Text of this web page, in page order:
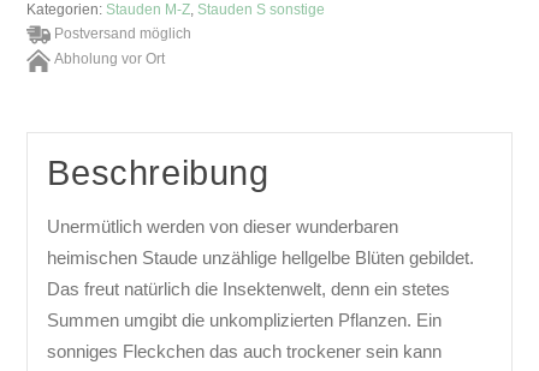
Kategorien: Stauden M-Z Stauden S sonstige
Postversand möglich
Abholung vor Ort
Beschreibung
Unermütlich werden von dieser wunderbaren
heimischen Staude unzählige hellgelbe Blüten gebildet.
Das freut natürlich die Insektenwelt, denn ein stetes
Summen umgibt die unkomplizierten Pflanzen. Ein
sonniges Fleckchen das auch trockener sein kann